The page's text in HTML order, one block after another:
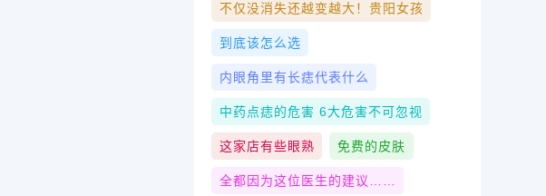
不仅没消失还越变越大！贵阳女孩
到底该怎么选
内眼角里有长痣代表什么
中药点痣的危害 6大危害不可忽视
这家店有些眼熟 免费的皮肤
全都因为这位医生的建议……